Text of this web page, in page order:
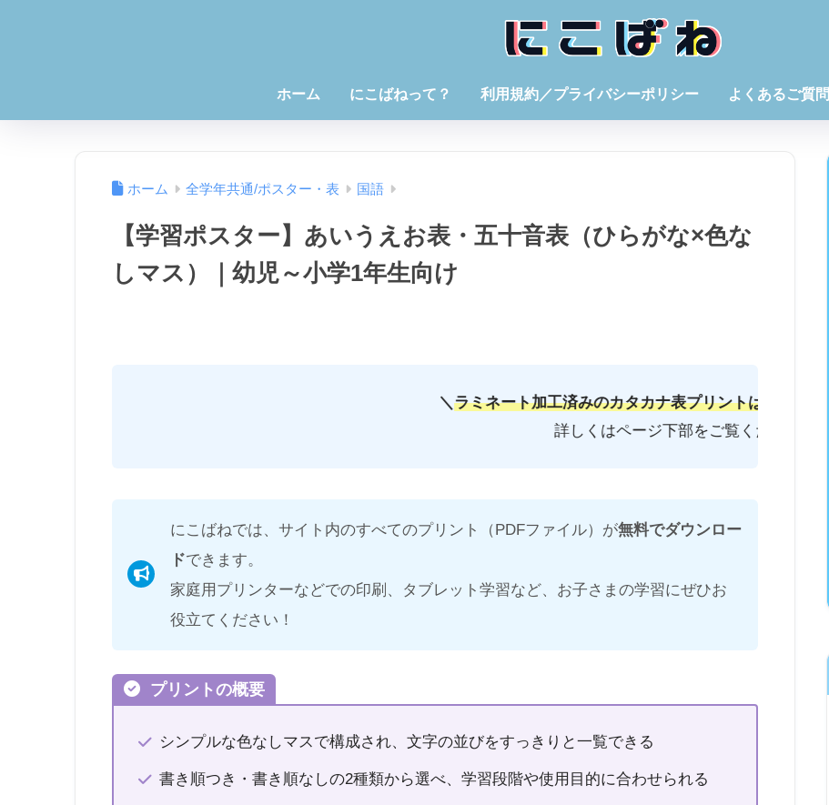
ホーム にこばねって？ 利用規約／プライバシーポリシー よくあるご質問
ホーム 全学年共通/ポスター・表 国語
【学習ポスター】あいうえお表・五十音表（ひらがな×色な
しマス）｜幼児～小学1年生向け
ラミネート加工済みのカタカナ表プリントはメルカリにて販売中
詳しくはページ下部をご覧ください！
にこばねでは、サイト内のすべてのプリント（PDFファイル）が無料でダウンロー
ドできます。
家庭用プリンターなどでの印刷、タブレット学習など、お子さまの学習にぜひお
役立てください！
プリントの概要
シンプルな色なしマスで構成され、文字の並びをすっきりと一覧できる
書き順つき・書き順なしの2種類から選べ、学習段階や使用目的に合わせられる